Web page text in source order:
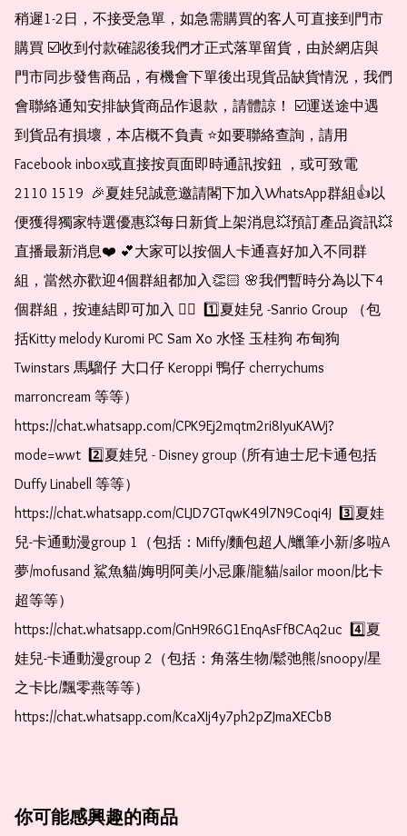
稍遲1-2日，不接受急單，如急需購買的客人可直接到門市
購買 ☑️收到付款確認後我們才正式落單留貨，由於網店與
門市同步發售商品，有機會下單後出現貨品缺貨情況，我們
會聯絡通知安排缺貨商品作退款，請體諒！ ☑️運送途中遇
到貨品有損壞，本店概不負責 ⭐️如要聯絡查詢，請用
Facebook inbox或直接按頁面即時通訊按鈕 ，或可致電
2110 1519  🎉夏娃兒誠意邀請閣下加入WhatsApp群組👍以
便獲得獨家特選優惠💥每日新貨上架消息💥預訂產品資訊💥
直播最新消息❤️ 💕大家可以按個人卡通喜好加入不同群
組，當然亦歡迎4個群組都加入👏🏻 🌸我們暫時分為以下4
個群組，按連結即可加入 👇🏻  1️⃣夏娃兒 -Sanrio Group （包
括Kitty melody Kuromi PC Sam Xo 水怪 玉桂狗 布甸狗
Twinstars 馬騮仔 大口仔 Keroppi 鴨仔 cherrychums
marroncream 等等）
https://chat.whatsapp.com/CPK9Ej2mqtm2ri8IyuKAWj?
mode=wwt  2️⃣夏娃兒 - Disney group (所有迪士尼卡通包括
Duffy Linabell 等等）
https://chat.whatsapp.com/CLJD7GTqwK49l7N9Coqi4J  3️⃣夏娃
兒-卡通動漫group 1（包括：Miffy/麵包超人/蠟筆小新/多啦A
夢/mofusand 鯊魚貓/娒明阿美/小忌廉/龍貓/sailor moon/比卡
超等等）
https://chat.whatsapp.com/GnH9R6G1EnqAsFfBCAq2uc  4️⃣夏
娃兒-卡通動漫group 2（包括：角落生物/鬆弛熊/snoopy/星
之卡比/飄零燕等等）
https://chat.whatsapp.com/KcaXIj4y7ph2pZJmaXECbB
你可能感興趣的商品